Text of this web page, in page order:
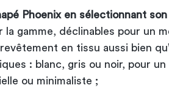
Phoenix en sélectionnant
gamme, déclinables pour un
en tissu aussi bien
: blanc, gris ou noir, pour
ou minimaliste ;